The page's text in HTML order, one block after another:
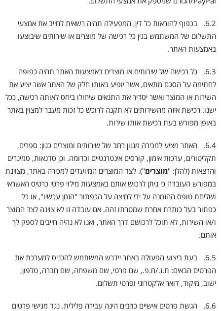
6.2. בכפוף להוראות כל דין, המפעילה תהיה רשאית לחייב את אמצעי
התשלום של המשתמש בגין כל רכישה של מוצרים או שירותים שיבוצעו
באמצעות האתר.
6.3. כל רכישה של שירותים או מוצרים באמצעות האתר תהיה כפופה
לחתימה על הסכם מתאים, אשר יופיע באותו חלק של האתר אשר יציע את
השירות או המוצר ואשר יסדיר את התנאים שיחולו ביחס לאותה רכישה, ככל
ישנו. רכישת איזה מהשירותים לא תקנה לרוכש כל זכות מעבר למצוין באתר
באופן מפורש בעת רכישת אותו שירות.
6.4. האתר מציע למכירה מגוון רחב של שירותים ומוצרים כגון: ספרים,
תקליטורים, ערכות אימון, קורסים אינטרנטיים וכדומה. וכן סדנאות, סמינרים
והרצאות (להלן: "מוצרים"). לצד המוצרים המיועדים למכירה באתר, מצוינת
במפורש העובדה כי ניתן לרכוש אותם באמצעות מילוי פרטי כרטיס האשראי
ושליחת טופס ההזמנה על ידי לחיצה על הכפתור "הזמן עכשיו", או כל
כפתור בעל כותרת אחרת שמטרתו זהה. אם עובדה זו לא צוינה לצד המוצר
ו/או השירות, לא תוכל לרכושם דרך האתר, ואנו לא נהיה חייבים לספק לך
אותם.
6.5. בעת ביצוע הפעולה באתר יידרש המשתמש להכניס למערכת את
הפרטים הבאים: ת.ז./ח.פ., שם פרטי, שם משפחה, שם חברה, טלפון,
ישוב, מיקוד, דואר אלקטרוני ופרטי תשלום.
6.6. הגשת פרטים אישיים כוזבים הינה עבירה פלילית. נגד מגישי פרטים